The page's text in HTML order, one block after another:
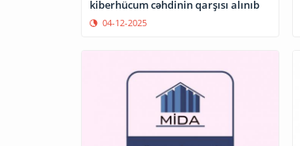
kiberhücum cəhdinin qarşısı alınıb
04-12-2025